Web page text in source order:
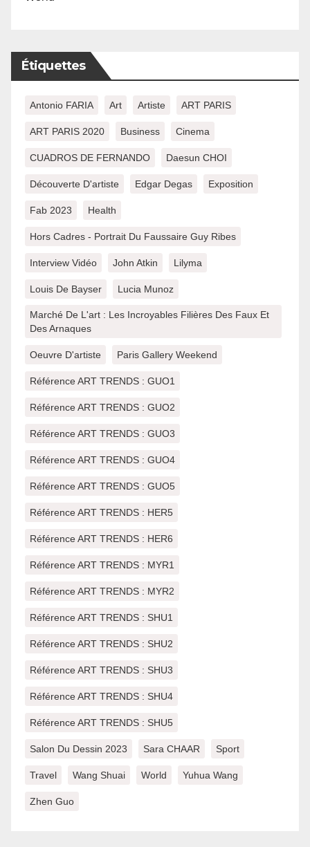
Étiquettes
Antonio FARIA Art Artiste ART PARIS
ART PARIS 2020 Business Cinema
CUADROS DE FERNANDO Daesun CHOI
Découverte D'artiste Edgar Degas Exposition
Fab 2023 Health
Hors Cadres - Portrait Du Faussaire Guy Ribes
Interview Vidéo John Atkin Lilyma
Louis De Bayser Lucia Munoz
Marché De L'art : Les Incroyables Filières Des Faux Et
Des Arnaques
Oeuvre D'artiste Paris Gallery Weekend
Référence ART TRENDS : GUO1
Référence ART TRENDS : GUO2
Référence ART TRENDS : GUO3
Référence ART TRENDS : GUO4
Référence ART TRENDS : GUO5
Référence ART TRENDS : HER5
Référence ART TRENDS : HER6
Référence ART TRENDS : MYR1
Référence ART TRENDS : MYR2
Référence ART TRENDS : SHU1
Référence ART TRENDS : SHU2
Référence ART TRENDS : SHU3
Référence ART TRENDS : SHU4
Référence ART TRENDS : SHU5
Salon Du Dessin 2023 Sara CHAAR Sport
Travel Wang Shuai World Yuhua Wang
Zhen Guo